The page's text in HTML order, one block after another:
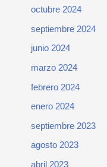
octubre 2024
septiembre 2024
junio 2024
marzo 2024
febrero 2024
enero 2024
septiembre 2023
agosto 2023
abril 2023